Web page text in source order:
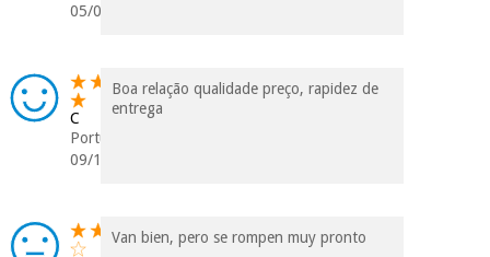
05/05/2025
C
Portugal
09/12/2024
Boa relação qualidade preço, rapidez de
entrega
Van bien, pero se rompen muy pronto